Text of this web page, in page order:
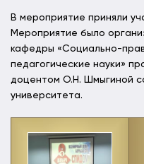
В мероприятие приняли
Мероприятие было
кафедры «Социально-
педагогические науки»
доцентом О.Н. Шмыгиной
университета.